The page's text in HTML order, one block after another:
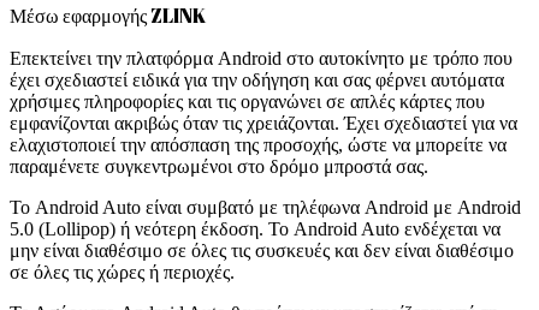
Μέσω εφαρμογής ZLINK
Επεκτείνει την πλατφόρμα Android στο αυτοκίνητο με τρόπο που
έχει σχεδιαστεί ειδικά για την οδήγηση και σας φέρνει αυτόματα
χρήσιμες πληροφορίες και τις οργανώνει σε απλές κάρτες που
εμφανίζονται ακριβώς όταν τις χρειάζονται. Έχει σχεδιαστεί για να
ελαχιστοποιεί την απόσπαση της προσοχής, ώστε να μπορείτε να
παραμένετε συγκεντρωμένοι στο δρόμο μπροστά σας.
Το Android Auto είναι συμβατό με τηλέφωνα Android με Android
5.0 (Lollipop) ή νεότερη έκδοση. Το Android Auto ενδέχεται να
μην είναι διαθέσιμο σε όλες τις συσκευές και δεν είναι διαθέσιμο
σε όλες τις χώρες ή περιοχές.